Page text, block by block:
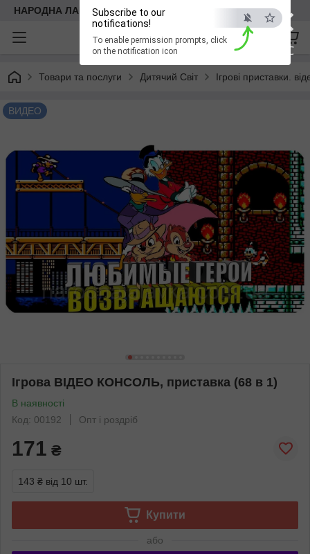
×
ESC
Subscribe to our
notifications!
To enable permission prompts, click
on the notification icon
НАРОДНА ЛАВКА
Товари та послуги Дитячий Світ Ігрові приставки.
ВИДЕО
Ігрова ВІДЕО КОНСОЛЬ, приставка (68 в 1)
В наявності
Код: 00192
Опт і роздріб
171 ₴
143 ₴ від 10 шт.
Купити
або